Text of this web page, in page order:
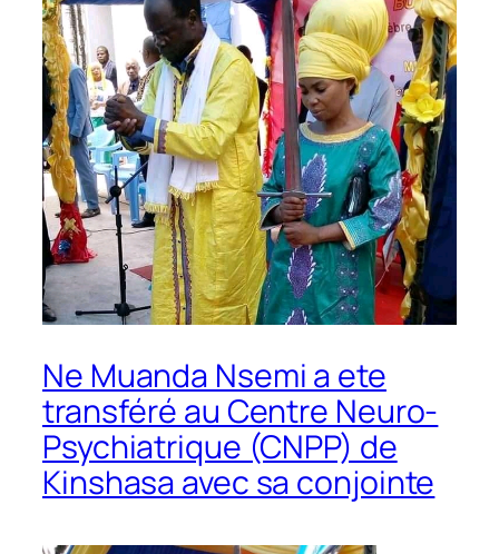
Ne Muanda Nsemi a ete
transféré au Centre Neuro-
Psychiatrique (CNPP) de
Kinshasa avec sa conjointe